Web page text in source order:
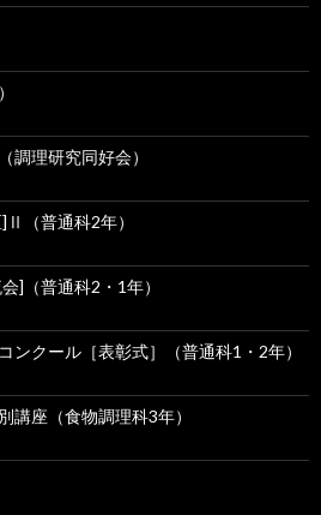
調理研究同好会）
（普通科2年）
]（普通科2・1年）
ンクール［表彰式］（普通科1・2年）
講座（食物調理科3年）